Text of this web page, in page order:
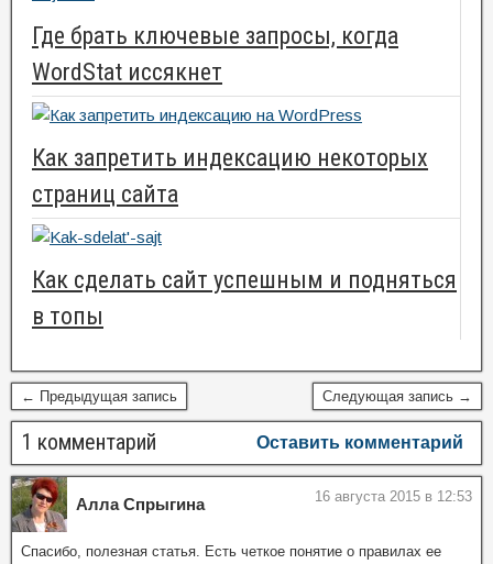
Где брать ключевые запросы, когда
WordStat иссякнет
Как запретить индексацию некоторых
страниц сайта
Как сделать сайт успешным и подняться
в топы
← Предыдущая запись Следующая запись →
1 комментарий Оставить комментарий
Алла Спрыгина 16 августа 2015 в 12:53
Спасибо, полезная статья. Есть четкое понятие о правилах ее